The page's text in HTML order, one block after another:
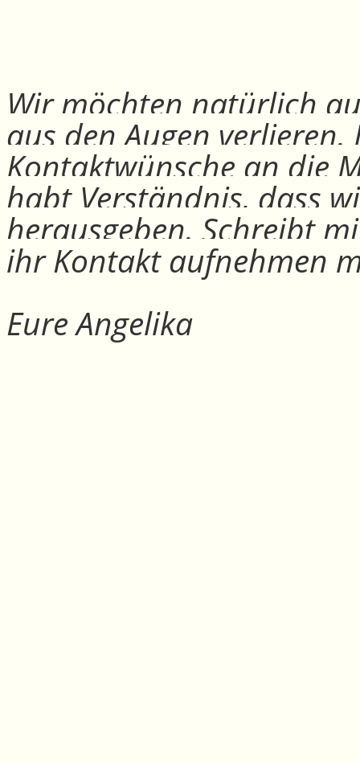
Wir möchten natürlich
aus den Augen
Kontaktwünsche an die
habt Verständnis, dass
herausgeben. Schreibt
ihr Kontakt aufnehmen
Eure Angelika